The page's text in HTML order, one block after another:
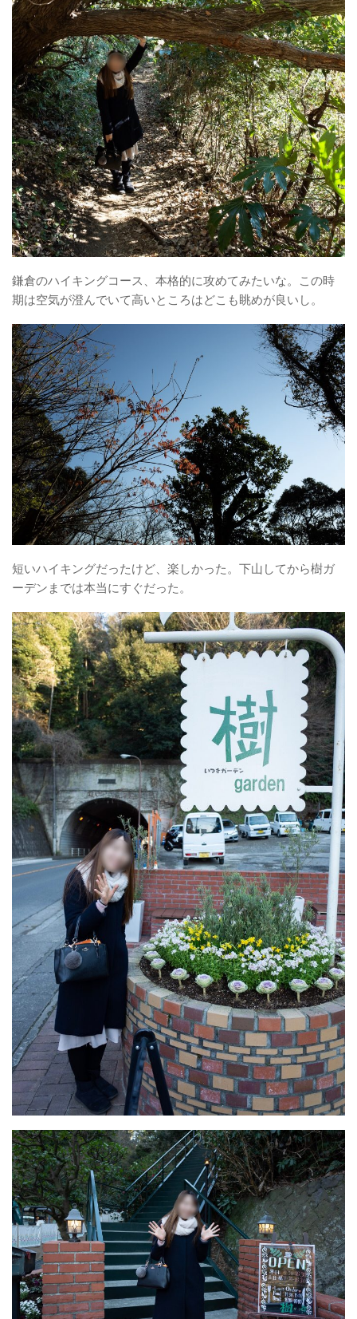
鎌倉のハイキングコース、本格的に攻めてみたいな。この時
期は空気が澄んでいて高いところはどこも眺めが良いし。
短いハイキングだったけど、楽しかった。下山してから樹ガ
ーデンまでは本当にすぐだった。